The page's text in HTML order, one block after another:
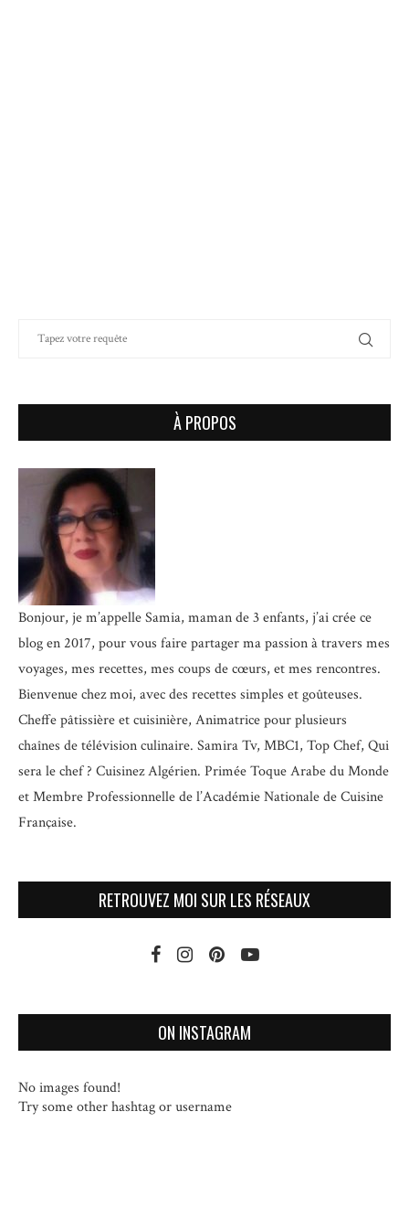
À PROPOS
Bonjour, je m’appelle Samia, maman de 3 enfants, j’ai crée ce
blog en 2017, pour vous faire partager ma passion à travers mes
voyages, mes recettes, mes coups de cœurs, et mes rencontres.
Bienvenue chez moi, avec des recettes simples et goûteuses.
Cheffe pâtissière et cuisinière, Animatrice pour plusieurs
chaînes de télévision culinaire. Samira Tv, MBC1, Top Chef, Qui
sera le chef ? Cuisinez Algérien. Primée Toque Arabe du Monde
etMembre Professionnelle de l’Académie Nationale de Cuisine
Française.
RETROUVEZ MOI SUR LES RÉSEAUX
ON INSTAGRAM
No images found!
Try some other hashtag or username